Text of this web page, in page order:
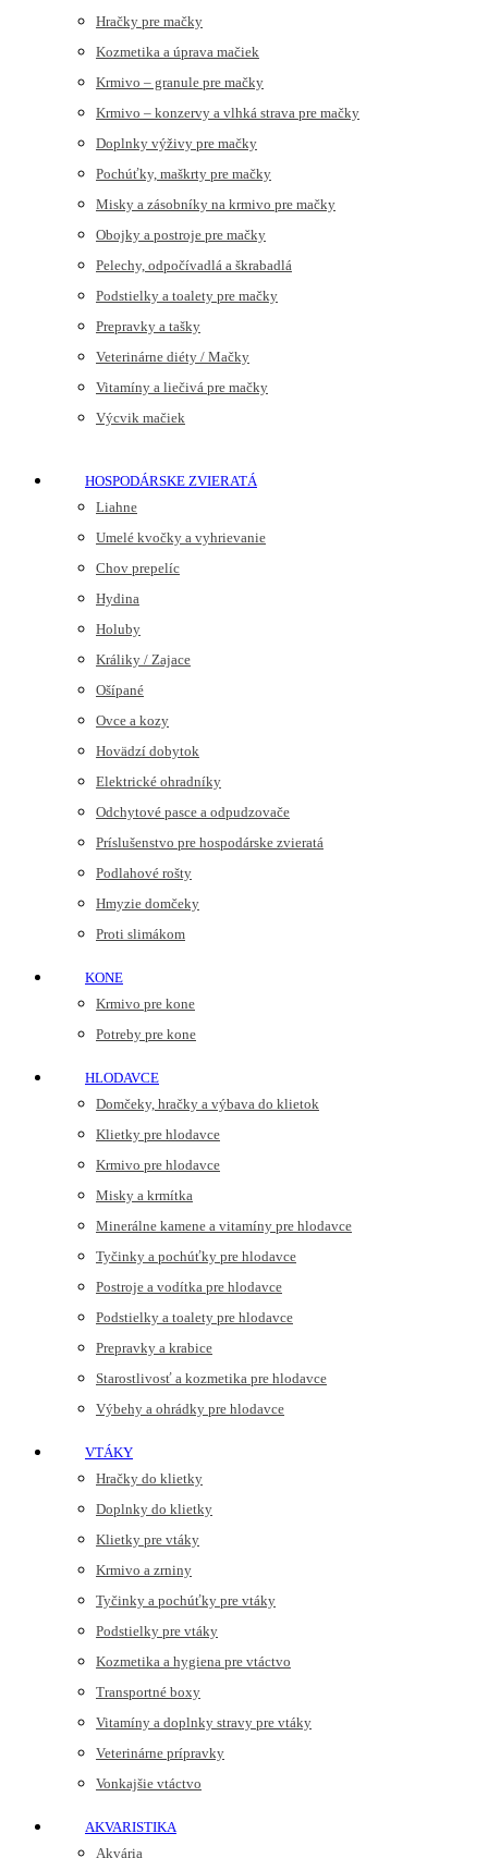
Hračky pre mačky
Kozmetika a úprava mačiek
Krmivo – granule pre mačky
Krmivo – konzervy a vlhká strava pre mačky
Doplnky výživy pre mačky
Pochúťky, maškrty pre mačky
Misky a zásobníky na krmivo pre mačky
Obojky a postroje pre mačky
Pelechy, odpočívadlá a škrabadlá
Podstielky a toalety pre mačky
Prepravky a tašky
Veterinárne diéty / Mačky
Vitamíny a liečivá pre mačky
Výcvik mačiek
HOSPODÁRSKE ZVIERATÁ
Liahne
Umelé kvočky a vyhrievanie
Chov prepelíc
Hydina
Holuby
Králiky / Zajace
Ošípané
Ovce a kozy
Hovädzí dobytok
Elektrické ohradníky
Odchytové pasce a odpudzovače
Príslušenstvo pre hospodárske zvieratá
Podlahové rošty
Hmyzie domčeky
Proti slimákom
KONE
Krmivo pre kone
Potreby pre kone
HLODAVCE
Domčeky, hračky a výbava do klietok
Klietky pre hlodavce
Krmivo pre hlodavce
Misky a krmítka
Minerálne kamene a vitamíny pre hlodavce
Tyčinky a pochúťky pre hlodavce
Postroje a vodítka pre hlodavce
Podstielky a toalety pre hlodavce
Prepravky a krabice
Starostlivosť a kozmetika pre hlodavce
Výbehy a ohrádky pre hlodavce
VTÁKY
Hračky do klietky
Doplnky do klietky
Klietky pre vtáky
Krmivo a zrniny
Tyčinky a pochúťky pre vtáky
Podstielky pre vtáky
Kozmetika a hygiena pre vtáctvo
Transportné boxy
Vitamíny a doplnky stravy pre vtáky
Veterinárne prípravky
Vonkajšie vtáctvo
AKVARISTIKA
Akvária